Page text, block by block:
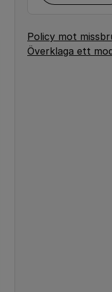
Policy mot
Överklaga ett